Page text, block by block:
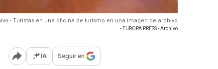
- Turistas en una oficina de turismo en una imagen de archivo
- EUROPA PRESS - Archivo
Abrir opciones para compartir
IA Seguir en